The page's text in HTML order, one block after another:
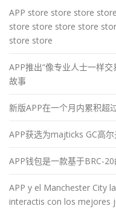
APP store store store
store store store store
store store
APP推出“像专业人士一样
故事
新版APP在一个月内累积超
APP获选为majticks GC高
APP钱包是一款基于BRC-
APP y el Manchester City
interactis con los mejores